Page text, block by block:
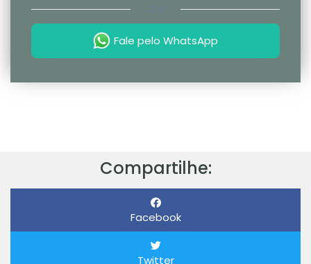
OU
Fale pelo WhatsApp
Compartilhe:
Facebook
Twitter